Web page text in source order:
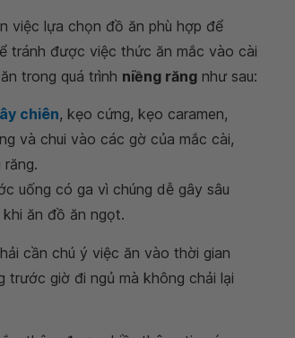
việc lựa chọn đồ ăn phù hợp để
tránh được việc thức ăn mắc vào cài
trong quá trình niềng răng như sau:
chiên, kẹo cứng, kẹo caramen,
và chui vào các gờ của mắc cài,
uống có ga vì chúng dễ gây sâu
ăn đồ ăn ngọt.
cần chú ý việc ăn vào thời gian
giờ đi ngủ mà không chải lại